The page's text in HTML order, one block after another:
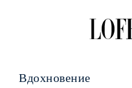
Вдохновение